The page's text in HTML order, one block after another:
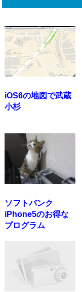
iOS6の地図で武蔵
小杉
ソフトバンク
iPhone5のお得な
プログラム